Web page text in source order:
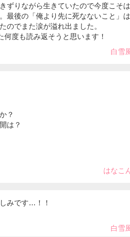
ずりながら生きていたので今度こそ
最後の「俺より先に死なないこと」
のでまた涙が溢れ出ました。
度も読み返そうと思います！
白雪
？
は？
はなこ
みです…！！
白雪